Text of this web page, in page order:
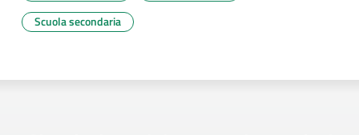
Scuola secondaria